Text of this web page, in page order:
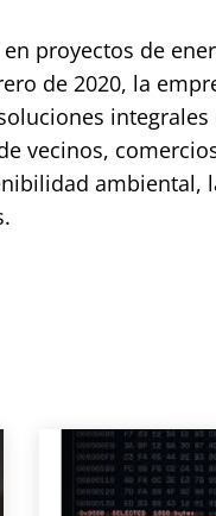
proyectos de
de 2020, la
vecinos,
ambiental,